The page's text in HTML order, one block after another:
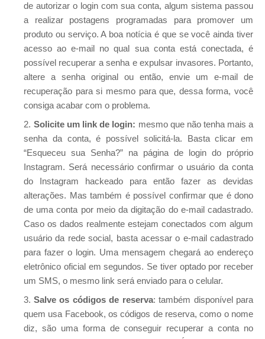
de autorizar o login com sua conta, algum sistema passou
a realizar postagens programadas para promover um
produto ou serviço. A boa notícia é que se você ainda tiver
acesso ao e-mail no qual sua conta está conectada, é
possível recuperar a senha e expulsar invasores. Portanto,
altere a senha original ou então, envie um e-mail de
recuperação para si mesmo para que, dessa forma, você
consiga acabar com o problema.
Solicite um link de login: mesmo que não tenha mais a
senha da conta, é possível solicitá-la. Basta clicar em
“Esqueceu sua Senha?” na página de login do próprio
Instagram. Será necessário confirmar o usuário da conta
do Instagram hackeado para então fazer as devidas
alterações. Mas também é possível confirmar que é dono
de uma conta por meio da digitação do e-mail cadastrado.
Caso os dados realmente estejam conectados com algum
usuário da rede social, basta acessar o e-mail cadastrado
para fazer o login. Uma mensagem chegará ao endereço
eletrônico oficial em segundos. Se tiver optado por receber
um SMS, o mesmo link será enviado para o celular.
Salve os códigos de reserva: também disponível para
quem usa Facebook, os códigos de reserva, como o nome
diz, são uma forma de conseguir recuperar a conta no